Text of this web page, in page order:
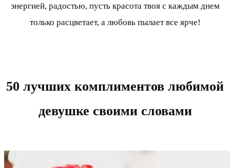
энергией, радостью, пусть красота твоя с каждым днем
только расцветает, а любовь пылает все ярче!
50 лучших комплиментов любимой
девушке своими словами